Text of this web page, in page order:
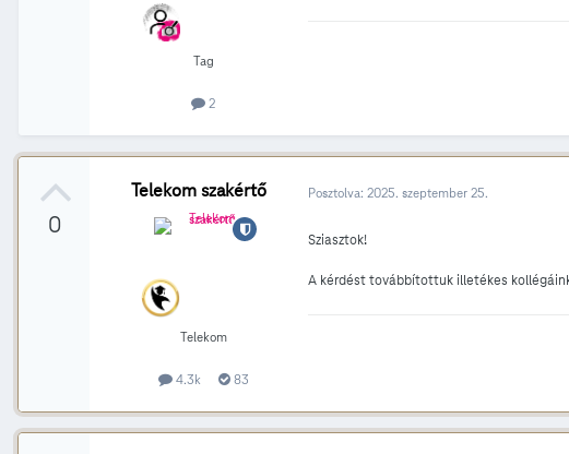
Tag
2
0
Telekom szakértő
Telekom
4.3k 83
Posztolva: 2025. szeptember 25.
Sziasztok!
A kérdést továbbítottuk illetékes